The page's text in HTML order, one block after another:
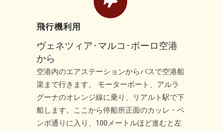
飛行機利用
ヴェネツィア･マルコ･ポーロ空港
から
空港内のエアステーションからバスで空港船
渠まで行きます。 モーターボート、アルラ
グーナのオレンジ線に乗り、リアルト駅で下
船します。ここから停船所正面のカッレ・ベ
ンボ通りに入り、100メートルほど進むと左